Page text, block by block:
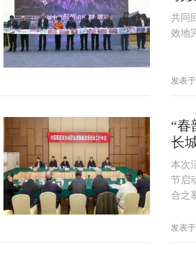
共同
效地
发表
“春
长
本次
节启
合之
发表